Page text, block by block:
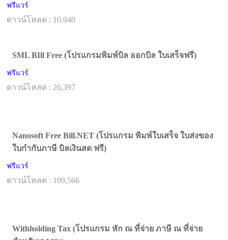
ฟรีแวร์
ดาวน์โหลด : 10,040
SML BIll Free (โปรแกรมพิมพ์บิล ออกบิล ใบเสร็จฟรี)
ฟรีแวร์
ดาวน์โหลด : 26,397
Nanosoft Free Bill.NET (โปรแกรม พิมพ์ใบเสร็จ ใบส่งของ
ใบกำกับภาษี บิลเงินสด ฟรี)
ฟรีแวร์
ดาวน์โหลด : 109,566
Withholding Tax (โปรแกรม หัก ณ ที่จ่าย ภาษี ณ ที่จ่าย